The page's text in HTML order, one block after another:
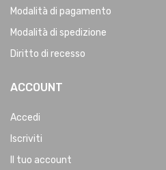
Modalità di pagamento
Modalità di spedizione
Diritto di recesso
ACCOUNT
Accedi
Iscriviti
Il tuo account